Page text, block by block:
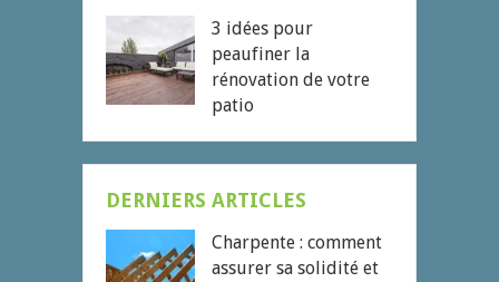
3 idées pour
peaufiner la
rénovation de votre
patio
DERNIERS ARTICLES
Charpente : comment
assurer sa solidité et